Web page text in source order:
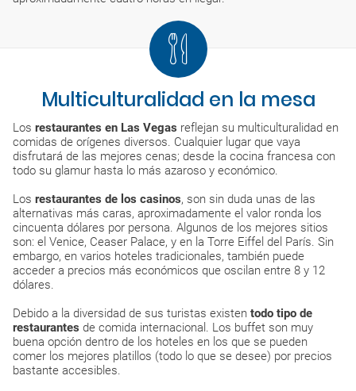
Multiculturalidad en la mesa
Los restaurantes en Las Vegas reflejan su multiculturalidad en
comidas de orígenes diversos. Cualquier lugar que vaya
disfrutará de las mejores cenas; desde la cocina francesa con
todo su glamur hasta lo más azaroso y económico.
Los restaurantes de los casinos, son sin duda unas de las
alternativas más caras, aproximadamente el valor ronda los
cincuenta dólares por persona. Algunos de los mejores sitios
son: el Venice, Ceaser Palace, y en la Torre Eiffel del París. Sin
embargo, en varios hoteles tradicionales, también puede
acceder a precios más económicos que oscilan entre 8 y 12
dólares.
Debido a la diversidad de sus turistas existen todo tipo de
restaurantes de comida internacional. Los buffet son muy
buena opción dentro de los hoteles en los que se pueden
comer los mejores platillos (todo lo que se desee) por precios
bastante accesibles.